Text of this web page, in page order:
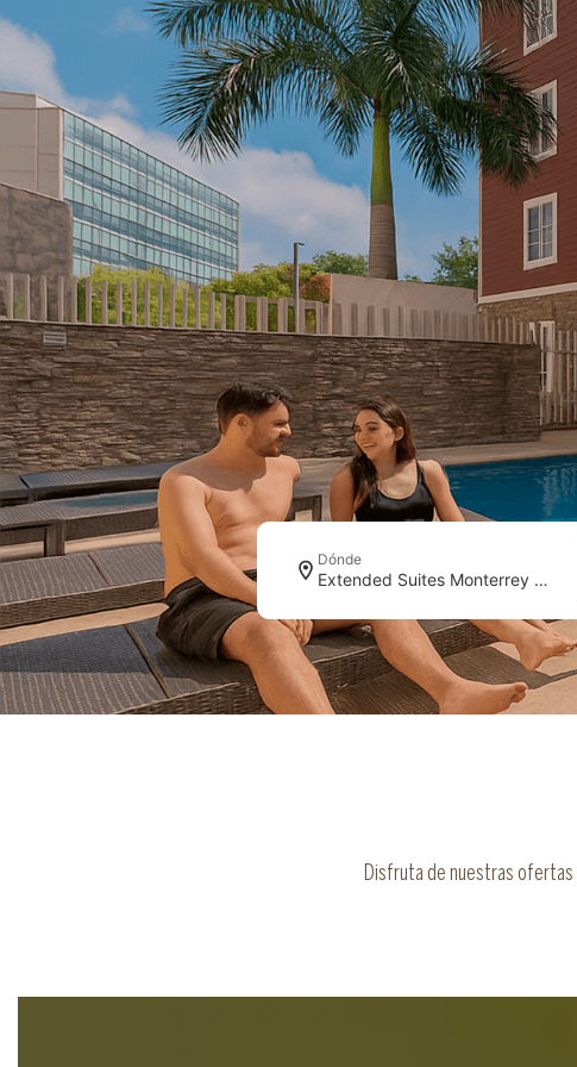
Acceder ES
Dónde
Extended Suites Monterrey Aeropuerto
Disfruta de nuestras ofertas